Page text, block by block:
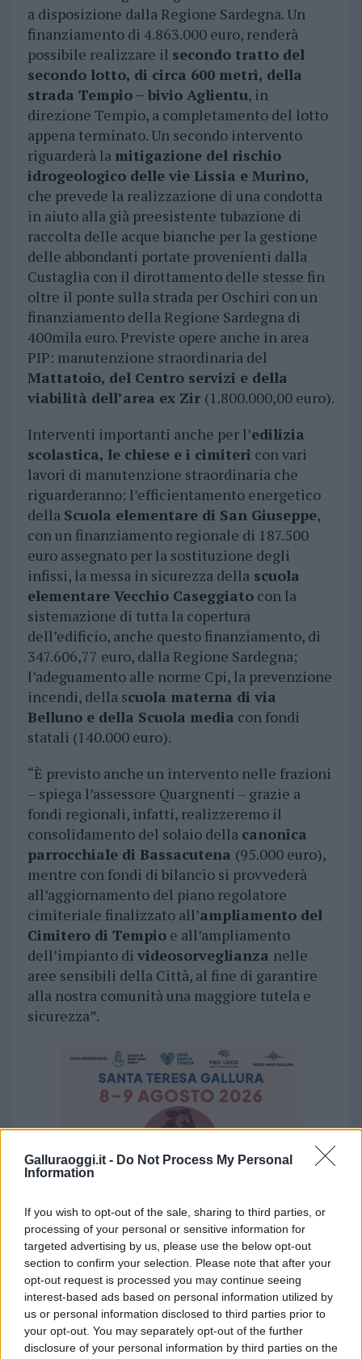
Galluraoggi.it - Do Not Process My Personal
Information
If you wish to opt-out of the sale, sharing to third parties, or
processing of your personal or sensitive information for
targeted advertising by us, please use the below opt-out
section to confirm your selection. Please note that after your
opt-out request is processed you may continue seeing
interest-based ads based on personal information utilized by
us or personal information disclosed to third parties prior to
your opt-out. You may separately opt-out of the further
disclosure of your personal information by third parties on the
a disposizione dalla Regione Sardegna. Un
finanziamento di 4.863.000 euro, renderà
possibile realizzare il secondo tratto del
secondo lotto, di circa 600 metri, della
strada Tempio – bivio Aglientu, in
direzione Tempio, a completamento del lotto
appena terminato. Un secondo intervento
riguarderà la mitigazione del rischio
idrogeologico delle vie Lissia e Murino,
che prevede la realizzazione di una condotta
in aiuto alla già preesistente tubazione di
raccolta delle acque bianche per la gestione
delle abbondanti portate provenienti dalla
Custaglia con il dirottamento delle stesse fin
oltre il ponte sulla strada per Oschiri con un
finanziamento della Regione Sardegna di
400mila euro. Previste opere anche in area
PIP: manutenzione straordinaria del
Mattatoio, del Centro servizi e della
viabilità dell’area ex Zir (1.800.000,00 euro).
Interventi importanti anche per l’edilizia
scolastica, le chiese e i cimiteri con vari
lavori di manutenzione straordinaria che
riguarderanno: l’efficientamento energetico
della Scuola elementare di San Giuseppe,
con un finanziamento regionale di 187.500
euro assegnato per la sostituzione degli
infissi, la messa in sicurezza dellascuola
elementare Vecchio Caseggiatocon la
sistemazione di tutta la copertura
dell’edificio, anche questo finanziamento, di
347.606,77 euro, dalla Regione Sardegna;
l’adeguamento alle norme Cpi, la prevenzione
incendi, della scuola materna di via
Belluno e della Scuola media con fondi
statali (140.000 euro).
“È previsto anche un intervento nelle frazioni
– spiega l’assessore Quargnenti – grazie a
fondi regionali, infatti, realizzeremo il
consolidamento del solaio della canonica
parrocchiale di Bassacutena (95.000 euro),
mentre con fondi di bilancio si provvederà
all’aggiornamento del piano regolatore
cimiteriale finalizzato all’ampliamento del
Cimitero di Tempioe all’ampliamento
dell’impianto di videosorveglianza nelle
aree sensibili della Città, al fine di garantire
alla nostra comunità una maggiore tutela e
sicurezza”.